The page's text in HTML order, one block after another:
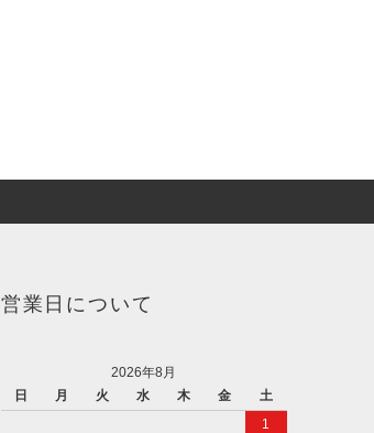
営業日について
2026年8月
日
月 火 水 木 金
土
1